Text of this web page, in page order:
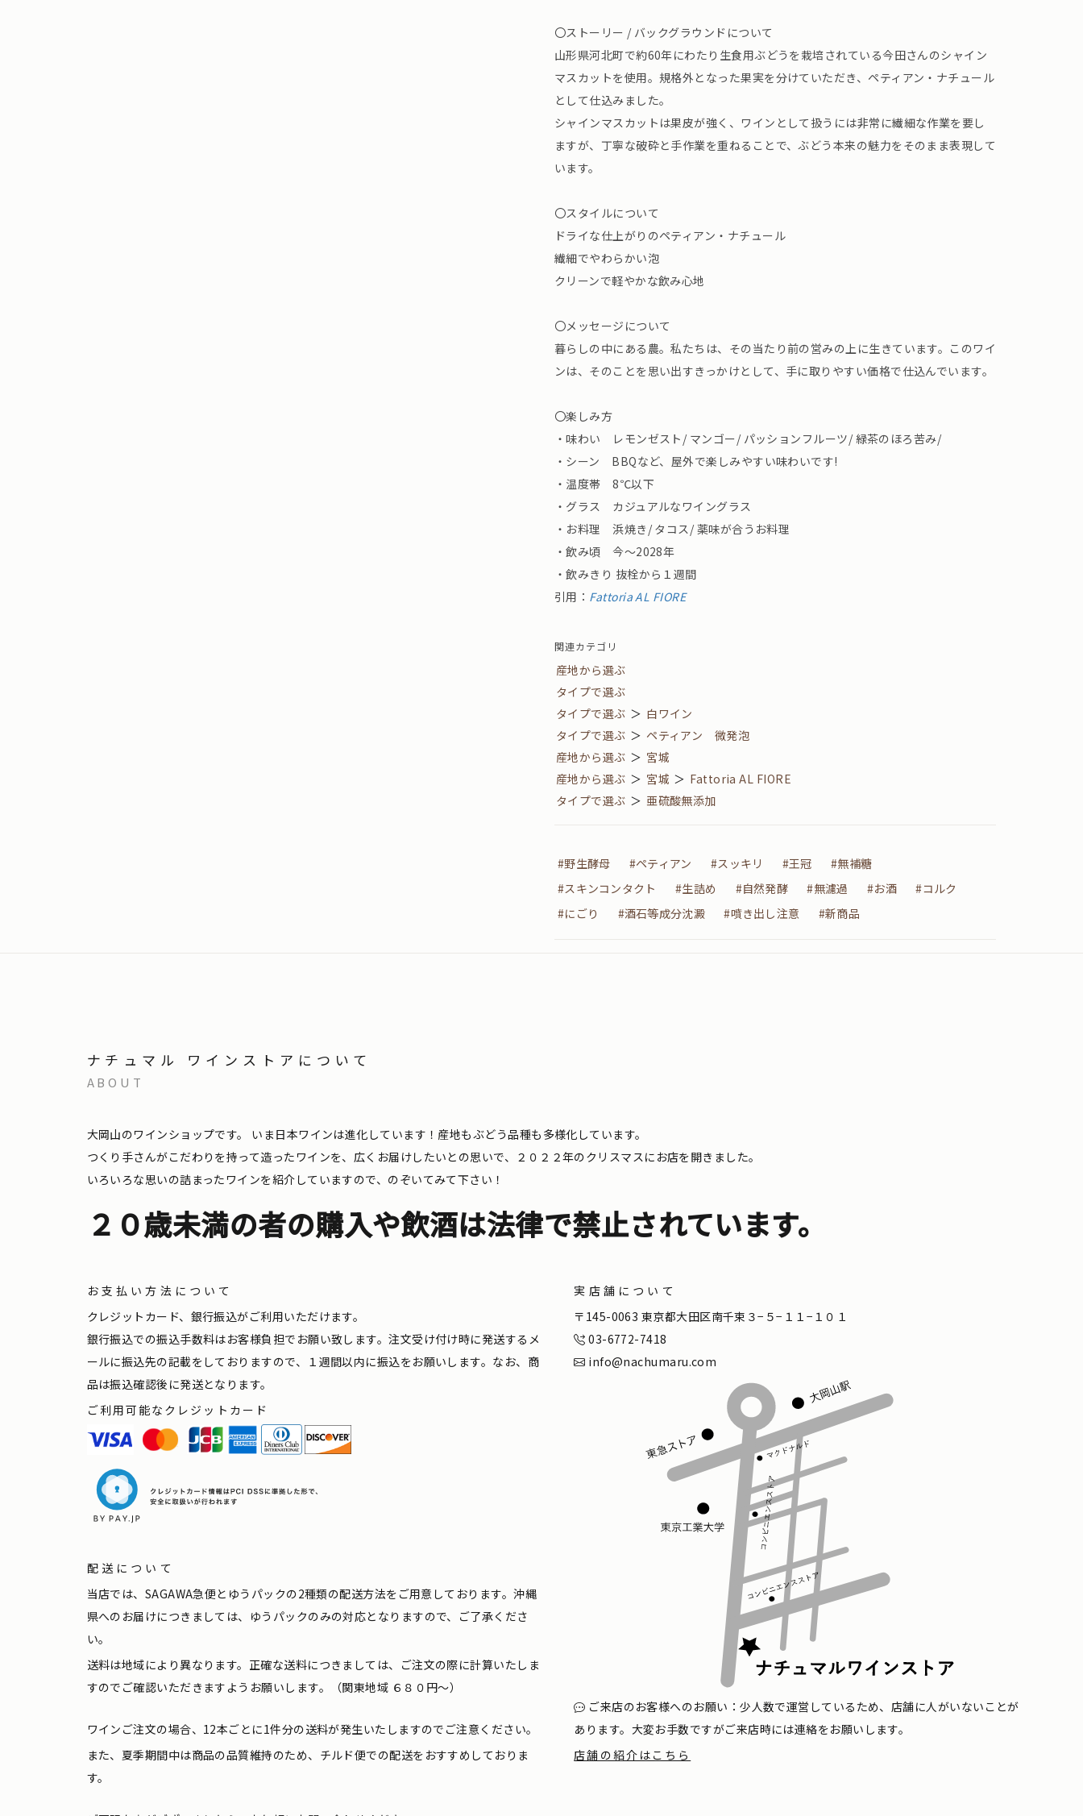
〇ストーリー / バックグラウンドについて
山形県河北町で約60年にわたり生食用ぶどうを栽培されている今田さんのシャイン
マスカットを使用。規格外となった果実を分けていただき、ペティアン・ナチュール
として仕込みました。
シャインマスカットは果皮が強く、ワインとして扱うには非常に繊細な作業を要し
ますが、丁寧な破砕と手作業を重ねることで、ぶどう本来の魅力をそのまま表現して
います。
〇スタイルについて
ドライな仕上がりのペティアン・ナチュール
繊細でやわらかい泡
クリーンで軽やかな飲み心地
〇メッセージについて
暮らしの中にある農。私たちは、その当たり前の営みの上に生きています。このワイ
ンは、そのことを思い出すきっかけとして、手に取りやすい価格で仕込んでいます。
〇楽しみ方
・味わい レモンゼスト/ マンゴー/ パッションフルーツ/ 緑茶のほろ苦み/
・シーン BBQなど、屋外で楽しみやすい味わいです!
・温度帯 8℃以下
・グラス カジュアルなワイングラス
・お料理 浜焼き/ タコス/ 薬味が合うお料理
・飲み頃 今〜2028年
・飲みきり 抜栓から１週間
引用： Fattoria AL FIORE
関連カテゴリ
産地から選ぶ
タイプで選ぶ
タイプで選ぶ ＞ 白ワイン
タイプで選ぶ ＞ ペティアン 微発泡
産地から選ぶ ＞ 宮城
産地から選ぶ ＞ 宮城 ＞ Fattoria AL FIORE
タイプで選ぶ ＞ 亜硫酸無添加
#野生酵母 #ペティアン #スッキリ #王冠
#無補糖
#スキンコンタクト
#生詰め #自然発酵 #無濾過 #お酒
#コルク
#にごり
#酒石等成分沈澱 #噴き出し注意 #新商品
ナチュマル ワインストアについて
ABOUT
大岡山のワインショップです。
いま日本ワインは進化しています！産地もぶどう品種も多様化しています。
つくり手さんがこだわりを持って造ったワインを、広くお届けしたいとの思いで、２０２２年のクリスマスにお店を開きました。
いろいろな思いの詰まったワインを紹介していますので、のぞいてみて下さい！
２０歳未満の者の購入や飲酒は法律で禁止されています。
お支払い方法について
クレジットカード、銀行振込がご利用いただけます。
銀行振込での振込手数料はお客様負担でお願い致します。注文受け付け時に発送するメ
ールに振込先の記載をしておりますので、１週間以内に振込をお願いします。なお、商
品は振込確認後に発送となります。
ご利用可能なクレジットカード
配送について
当店では、SAGAWA急便とゆうパックの2種類の配送方法をご用意しております。沖縄
県へのお届けにつきましては、ゆうパックのみの対応となりますので、ご了承くださ
い。
送料は地域により異なります。正確な送料につきましては、ご注文の際に計算いたしま
すのでご確認いただきますようお願いします。（関東地域 ６８０円〜）
ワインご注文の場合、12本ごとに1件分の送料が発生いたしますのでご注意ください。
また、夏季期間中は商品の品質維持のため、チルド便での配送をおすすめしておりま
す。
実店舗について
〒145-0063 東京都大田区南千束３−５−１１−１０１
03-6772-7418
info@nachumaru.com
ご来店のお客様へのお願い：少人数で運営しているため、店舗に人がいないことが
あります。大変お手数ですがご来店時には連絡をお願いします。
店舗の紹介はこちら